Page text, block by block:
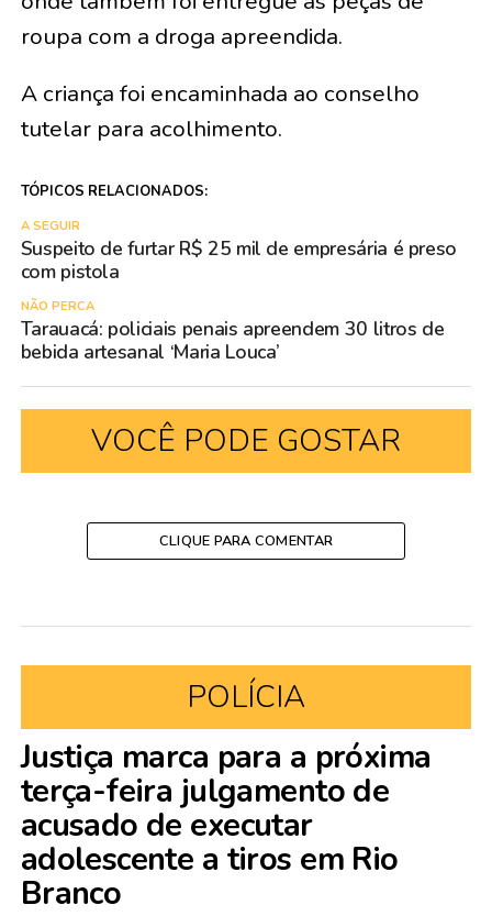
roupa com a droga apreendida.
A criança foi encaminhada ao conselho
tutelar para acolhimento.
TÓPICOS RELACIONADOS:
A SEGUIR
Suspeito de furtar R$ 25 mil de empresária é preso
com pistola
NÃO PERCA
Tarauacá: policiais penais apreendem 30 litros de
bebida artesanal ‘Maria Louca’
VOCÊ PODE GOSTAR
CLIQUE PARA COMENTAR
POLÍCIA
Justiça marca para a próxima
terça-feira julgamento de
acusado de executar
adolescente a tiros em Rio
Branco